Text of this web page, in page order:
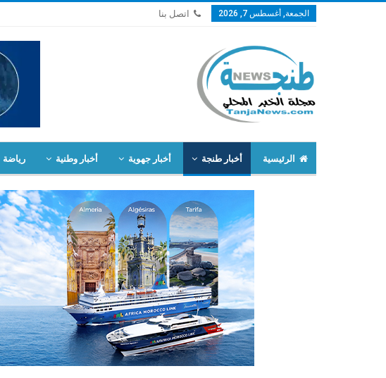
الجمعة, أغسطس 7, 2026 اتصل بنا
الرئيسية أخبار طنجة أخبار جهوية أخبار وطنية رياضة